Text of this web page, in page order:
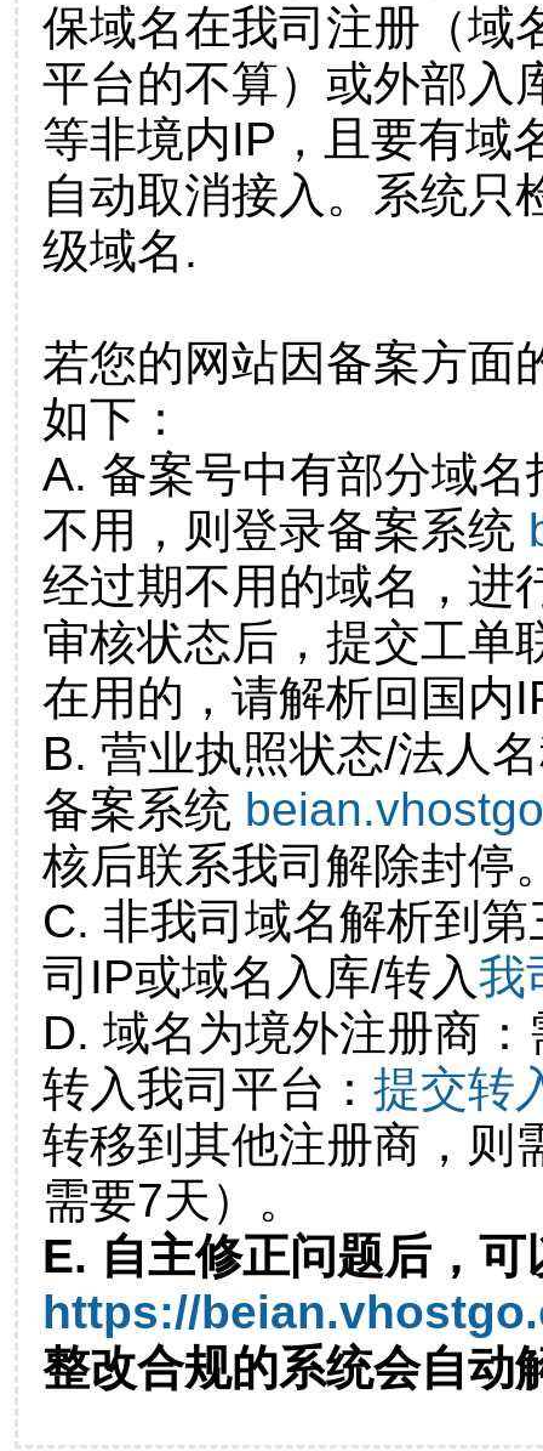
保域名在我司注册（域
平台的不算）或外部入
等非境内IP，且要有域
自动取消接入。系统只
级域名.
若您的网站因备案方面
如下：
A. 备案号中有部分域
不用，则登录备案系统
经过期不用的域名，进
审核状态后，提交工单
在用的，请解析回国内
B. 营业执照状态/法人
备案系统
核后联系我司解除封停
C. 非我司域名解析到
司IP或域名入库/转入我
D. 域名为境外注册商
转入我司平台： 提交转
转移到其他注册商，则
需要7天）。
E. 自主修正问题后，可
https://
整改合规的系统会自动